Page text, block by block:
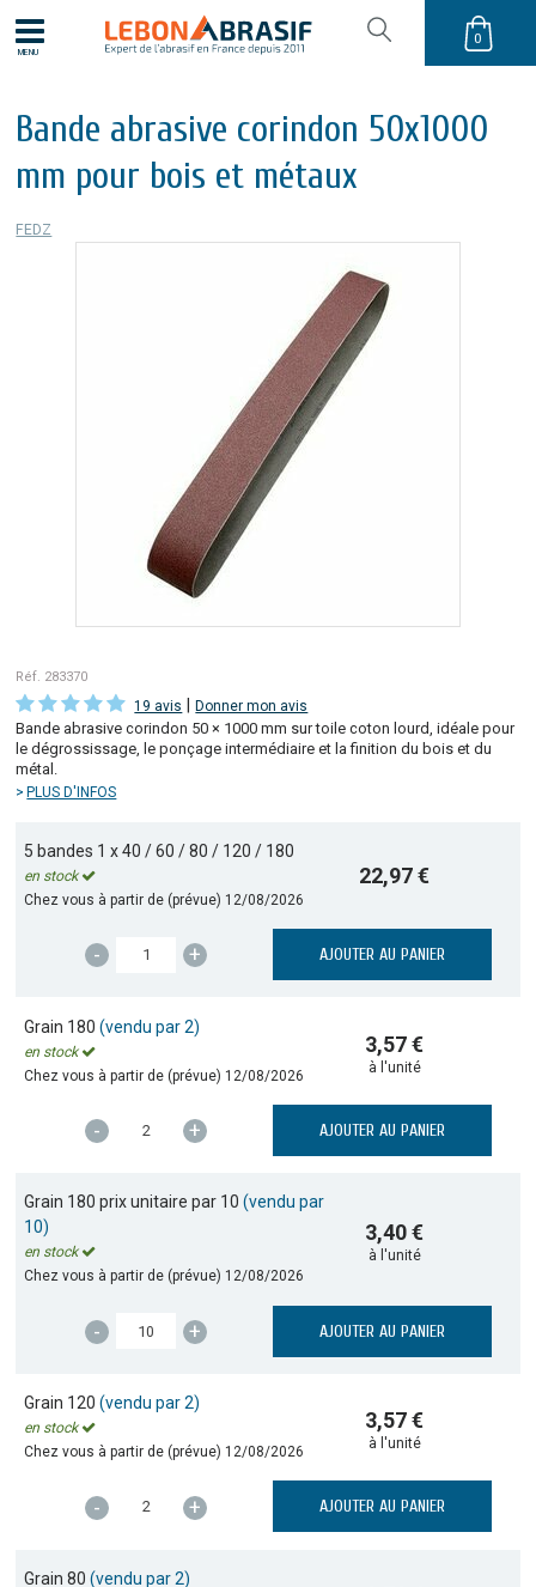
MENU
0
Bande abrasive corindon 50x1000
mm pour bois et métaux
FEDZ
Réf. 283370
19 avis |Donner mon avis
Bande abrasive corindon 50 × 1000 mm sur toile coton lourd, idéale pour
le dégrossissage, le ponçage intermédiaire et la finition du bois et du
métal.
PLUS D'INFOS
5 bandes 1 x 40 / 60 / 80 / 120 / 180
en stock
Chez vous à partir de (prévue) 12/08/2026
22,97 €
- + AJOUTER AU PANIER
Grain 180(vendu par 2)
en stock
Chez vous à partir de (prévue) 12/08/2026
3,57 €
à l'unité
- + AJOUTER AU PANIER
Grain 180 prix unitaire par 10(vendu par
10)
en stock
Chez vous à partir de (prévue) 12/08/2026
3,40 €
à l'unité
- + AJOUTER AU PANIER
Grain 120(vendu par 2)
en stock
Chez vous à partir de (prévue) 12/08/2026
3,57 €
à l'unité
- + AJOUTER AU PANIER
Grain 80(vendu par 2)